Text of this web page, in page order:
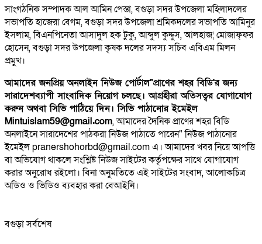
সাংগঠনিক সম্পাদক আল আমিন পেস্তা, বগুড়া সদর উপজেলা মহিলাদলের
সভাপতি হাজেরা বেগম, বগুড়া সদর উপজেলা শ্রমিকদলের সভাপতি আমিনুর
ইসলাম, বিএনপিনেতা আসাদুল হক টুকু, আব্দুল কুদ্দুস, আলহাজ¦ মোজাফ্ফর
হোসেন, বগুড়া সদর উপজেলা কৃষক দলের সদস্য সচিব এবিএম মিলন
প্রমুখ।
আমাদের জনপ্রিয় অনলাইন নিউজ পোর্টাল"প্রাণের শহর বিডি'র জন্য
সারাদেশব্যাপী সাংবাদিক নিয়োগ চলছে। আগ্রহীরা অতিসত্বর যোগাযোগ
করুন অথবা সিভি পাঠিয়ে দিন। সিভি পাঠানোর ইমেইল
Mintuislam59@gmail.com, আমাদের দৈনিক প্রাণের শহর বিডি
অনলাইনে সারাদেশের পাঠকরা নিউজ পাঠাতে পারেন" নিউজ পাঠানোর
ইমেইল pranershohorbd@gmail.com এ। আমাদের খবর নিয়ে আপত্তি
বা অভিযোগ থাকলে সংশ্লিষ্ট নিউজ সাইটের কর্তৃপক্ষের সাথে যোগাযোগ
করার অনুরোধ রইলো। বিনা অনুমতিতে এই সাইটের সংবাদ, আলোকচিত্র
অডিও ও ভিডিও ব্যবহার করা বেআইনি।
বগুড়া সর্বশেষ